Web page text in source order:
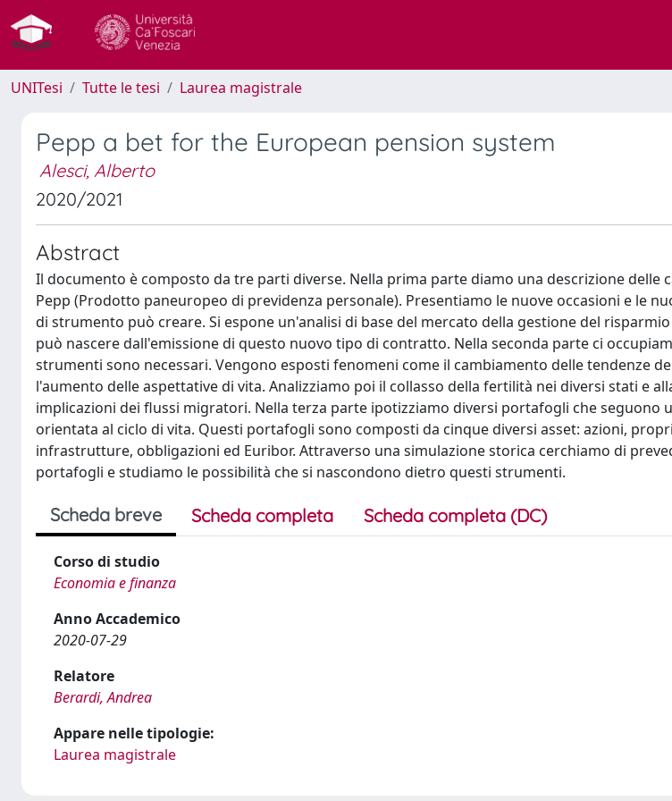
UNITesi Tutte le tesi Laurea magistrale
Pepp a bet for the European pension system
Alesci, Alberto
2020/2021
Abstract
Il documento è composto da tre parti diverse. Nella prima parte diamo una descrizione delle
Pepp (Prodotto paneuropeo di previdenza personale). Presentiamo le nuove occasioni e le
di strumento può creare. Si espone un'analisi di base del mercato della gestione del
può nascere dall'emissione di questo nuovo tipo di contratto. Nella seconda parte ci
strumenti sono necessari. Vengono esposti fenomeni come il cambiamento delle tendenze
l'aumento delle aspettative di vita. Analizziamo poi il collasso della fertilità nei diversi stati e
implicazioni dei flussi migratori. Nella terza parte ipotizziamo diversi portafogli che seguono
orientata al ciclo di vita. Questi portafogli sono composti da cinque diversi asset: azioni,
infrastrutture, obbligazioni ed Euribor. Attraverso una simulazione storica cerchiamo di
portafogli e studiamo le possibilità che si nascondono dietro questi strumenti.
Scheda breve Scheda completa Scheda completa (DC)
Corso di studio
Economia e finanza
Anno Accademico
2020-07-29
Relatore
Berardi, Andrea
Appare nelle tipologie:
Laurea magistrale